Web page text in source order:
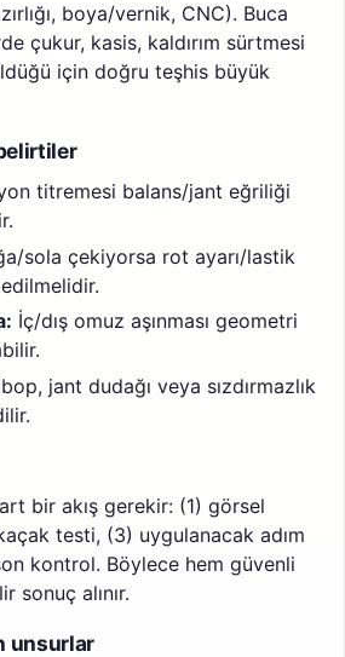
boya/vernik, CNC). Buca
çukur, kasis, kaldırım sürtmesi
için doğru teşhis büyük
titremesi balans/jant eğriliği
sola çekiyorsa rot ayarı/lastik
İç/dış omuz aşınması geometri
jant dudağı veya sızdırmazlık
bir akış gerekir: (1) görsel
testi, (3) uygulanacak adım
kontrol. Böylece hem güvenli
sonuç alınır.
unsurlar